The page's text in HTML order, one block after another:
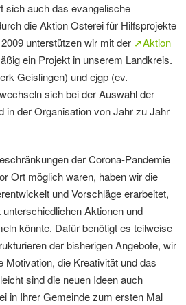
sich auch das evangelische
die Aktion Osterei für Hilfsprojekte
unterstützen wir mit der ➚Aktion
ein Projekt in unserem Landkreis.
Geislingen) und ejgp (ev.
sich bei der Auswahl der
in der Organisation von Jahr zu Jahr
der Corona-Pandemie
Ort möglich waren, haben wir die
und Vorschläge erarbeitet,
Aktionen und
könnte. Dafür benötigt es teilweise
der bisherigen Angebote, wir
Motivation, die Kreativität und das
sind die neuen Ideen auch
in Ihrer Gemeinde zum ersten Mal